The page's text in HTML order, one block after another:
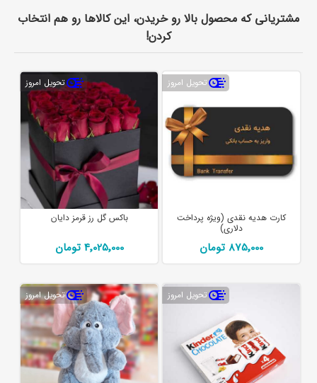
مشتریانی که محصول بالا رو خریدن، این کالاها رو هم انتخاب
کردن!
تحویل امروز
کارت هدیه نقدی (ویژه پرداخت
دلاری)
875٬000 تومان
تحویل امروز
باکس گل رز قرمز دایان
4٬025٬000 تومان
تحویل امروز تحویل امروز